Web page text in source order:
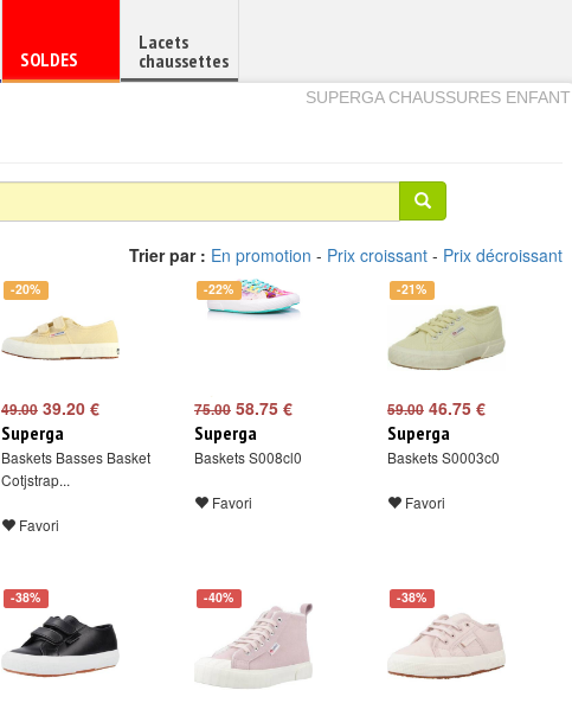
Chaussure
en
SOLDES
Lacets
chaussettes
SUPERGA CHAUSSURES ENFANT
Trier par : En promotion - Prix croissant - Prix décroissant
-20%
49.00 39.20 €
Superga
Baskets Basses Basket
Cotjstrap...
Favori
-22%
75.00 58.75 €
Superga
Baskets S008cl0
Favori
-21%
59.00 46.75 €
Superga
Baskets S0003c0
Favori
-38% -40% -38%